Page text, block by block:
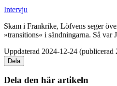
Intervju
Skam i Frankrike, Löfvens seger
»transitions« i sändningarna. Så var
Uppdaterad 2024-12-24 (publicerad
Dela
Dela den här artikeln